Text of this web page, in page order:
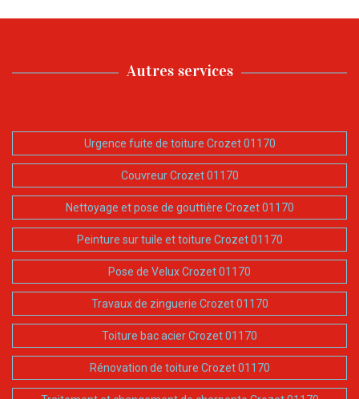
Autres services
Urgence fuite de toiture Crozet 01170
Couvreur Crozet 01170
Nettoyage et pose de gouttière Crozet 01170
Peinture sur tuile et toiture Crozet 01170
Pose de Velux Crozet 01170
Travaux de zinguerie Crozet 01170
Toiture bac acier Crozet 01170
Rénovation de toiture Crozet 01170